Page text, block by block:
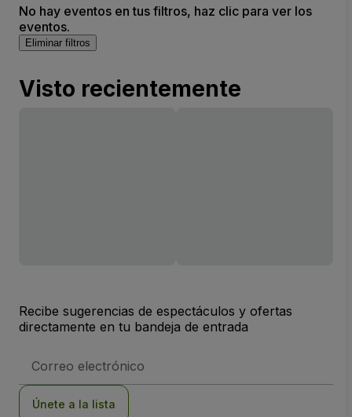
No hay eventos en tus filtros, haz clic para ver los
eventos.
Eliminar filtros
Visto recientemente
Recibe sugerencias de espectáculos y ofertas
directamente en tu bandeja de entrada
de
Únete a la lista